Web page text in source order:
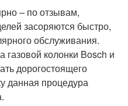
– по отзывам,
засоряются быстро,
обслуживания.
газовой колонки Bosch и
дорогостоящего
данная процедура